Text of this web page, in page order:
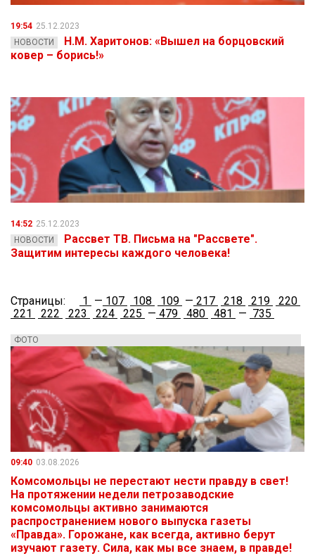
19:54 25.12.2023
НОВОСТИ
Н.М. Харитонов: «Вышел на борцовский
ковер – борись!»
14:52 25.12.2023
НОВОСТИ
Рассвет ТВ. Письма на "Рассвете".
Защитим интересы каждого человека!
Страницы: 1 — 107 108 109 — 217 218 219
220
221
222 223 224 225 — 479 480 481 — 735
ФОТО
09:40 03.08.2026
Комсомольцы не перестают нести правду в свет!
На протяжении недели петрозаводские
комсомольцы активно занимаются
распространением нового выпуска газеты
«Правда». Горожане, как всегда, активно берут
изучают газету. Сила, как мы все знаем, в правде!